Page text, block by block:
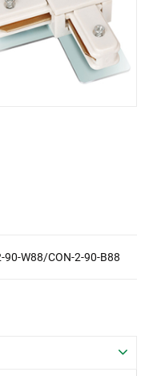
W88/CON-2-90-B88